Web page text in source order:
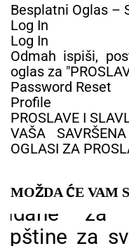
Besplatni Oglas –
Log In
Log In
Odmah ispiši,
oglas za
Password Reset
Profile
PROSLAVE I
VAŠA
OGLASI ZA
MOŽDA ĆE VAM